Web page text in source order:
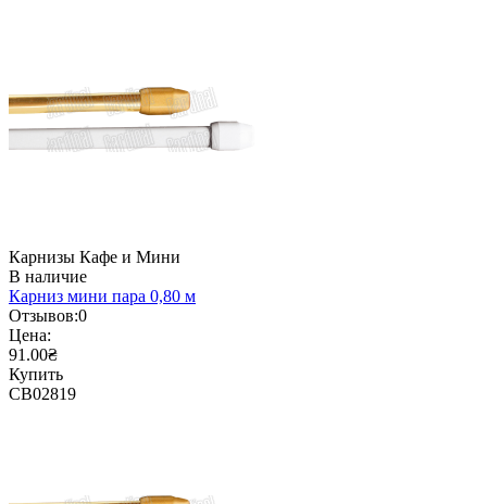
Карнизы Кафе и Мини
В наличие
Карниз мини пара 0,80 м
Отзывов:0
Цена:
91.00₴
Купить
CB02819